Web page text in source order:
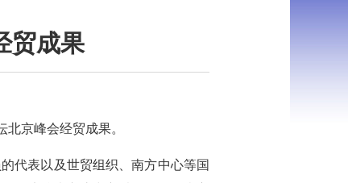
贸成果
京峰会经贸成果。
代表以及世贸组织、南方中心等国